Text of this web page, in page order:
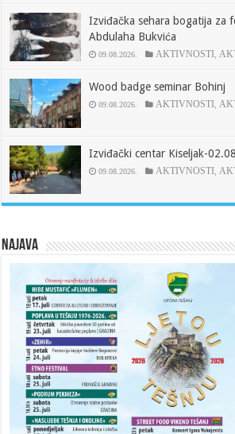
Izviđačka sehara bogatija za
Abdulaha Bukvića
09.08.2026. AKTIVNOSTI
Wood badge seminar Bohinj
09.08.2026. AKTIVNOSTI
Izviđački centar Kiseljak-
09.08.2026. AKTIVNOSTI
Najava